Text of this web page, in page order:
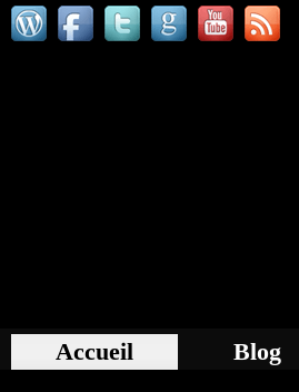
Accueil Blog